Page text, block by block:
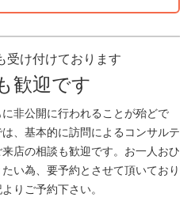
受け付けております
歓迎です
非公開に行われることが殆どで
、基本的に訪問によるコンサルテ
店の相談も歓迎です。お一人おひ
い為、要予約とさせて頂いており
りご予約下さい。